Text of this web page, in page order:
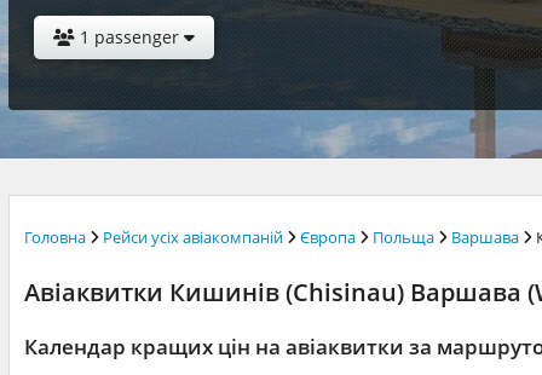
1 passenger
Головна Рейси усіх авіакомпаній Європа Польща Варшава
Авіаквитки Кишинів (Chisinau) Варшава
Календар кращих цін на авіаквитки за